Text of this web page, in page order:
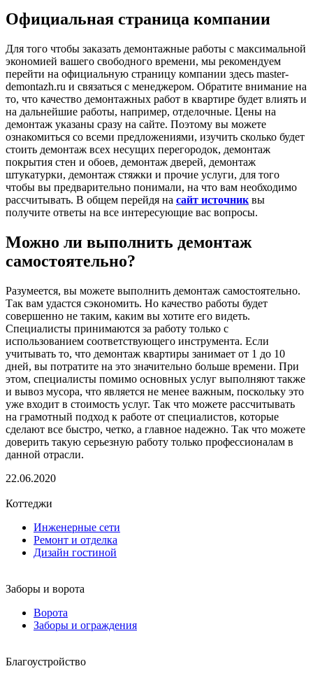
Официальная страница компании
Для того чтобы заказать демонтажные работы с максимальной
экономией вашего свободного времени, мы рекомендуем
перейти на официальную страницу компании здесь master-
demontazh.ru​ и связаться с менеджером. Обратите внимание на
то, что качество демонтажных работ в квартире будет влиять и
на дальнейшие работы, например, отделочные. Цены на
демонтаж указаны сразу на сайте. Поэтому вы можете
ознакомиться со всеми предложениями, изучить сколько будет
стоить демонтаж всех несущих перегородок, демонтаж
покрытия стен и обоев, демонтаж дверей, демонтаж
штукатурки, демонтаж стяжки и прочие услуги, для того
чтобы вы предварительно понимали, на что вам необходимо
рассчитывать. В общем перейдя на сайт источник вы
получите ответы на все интересующие вас вопросы.
Можно ли выполнить демонтаж
самостоятельно?
Разумеется, вы можете выполнить демонтаж самостоятельно.
Так вам удастся сэкономить. Но качество работы будет
совершенно не таким, каким вы хотите его видеть.
Специалисты принимаются за работу только с
использованием соответствующего инструмента. Если
учитывать то, что демонтаж квартиры занимает от 1 до 10
дней, вы потратите на это значительно больше времени. При
этом, специалисты помимо основных услуг выполняют также
и вывоз мусора, что является не менее важным, поскольку это
уже входит в стоимость услуг. Так что можете рассчитывать
на грамотный подход к работе от специалистов, которые
сделают все быстро, четко, а главное надежно. Так что можете
доверить такую серьезную работу только профессионалам в
данной отрасли.
22.06.2020
Коттеджи
Инженерные сети
Ремонт и отделка
Дизайн гостиной
Заборы и ворота
Ворота
Заборы и ограждения
Благоустройство